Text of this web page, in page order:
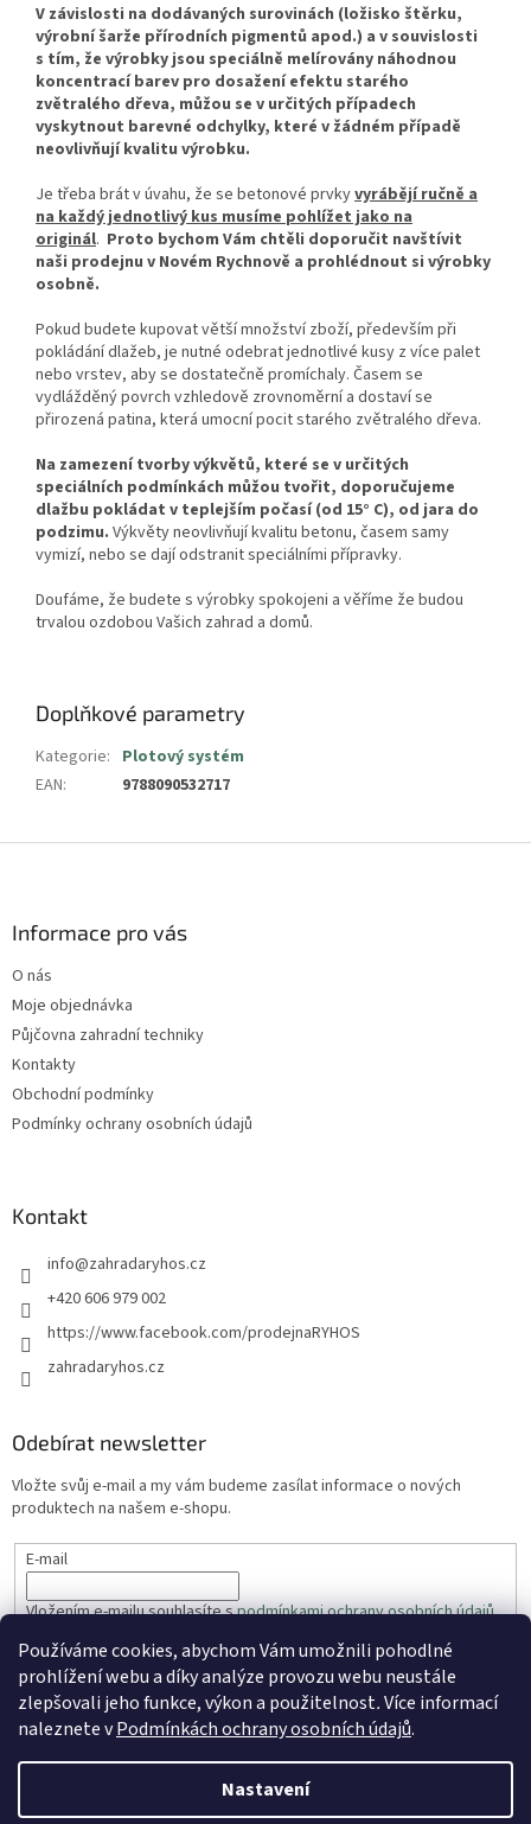
Používáme cookies, abychom Vám umožnili pohodlné
prohlížení webu a díky analýze provozu webu neustále
zlepšovali jeho funkce, výkon a použitelnost.Více informací
naleznete vPodmínkách ochrany osobních údajů.
Nastavení
V závislosti na dodávaných surovinách (ložisko štěrku,
výrobní šarže přírodních pigmentů apod.) a v souvislosti
s tím, že výrobky jsou speciálně melírovány náhodnou
koncentrací barev pro dosažení efektu starého
zvětralého dřeva, můžou se v určitých případech
vyskytnout barevné odchylky, které v žádném případě
neovlivňují kvalitu výrobku.
Je třeba brát v úvahu, že se betonové prvkyvyrábějí ručně a
na každý jednotlivý kus musíme pohlížet jako na
originál. Proto bychom Vám chtěli doporučit navštívit
naši prodejnu v Novém Rychnově a prohlédnout si výrobky
osobně.
Pokud budete kupovat větší množství zboží, především při
pokládání dlažeb, je nutné odebrat jednotlivé kusy z více palet
nebo vrstev, aby se dostatečně promíchaly. Časem se
vydlážděný povrch vzhledově zrovnoměrní a dostaví se
přirozená patina, která umocní pocit starého zvětralého dřeva.
Na zamezení tvorby výkvětů, které se v určitých
speciálních podmínkách můžou tvořit, doporučujeme
dlažbu pokládat v teplejším počasí (od 15° C), od jara do
podzimu. Výkvěty neovlivňují kvalitu betonu, časem samy
vymizí, nebo se dají odstranit speciálními přípravky.
Doufáme, že budete s výrobky spokojeni a věříme že budou
trvalou ozdobou Vašich zahrad a domů.
Doplňkové parametry
Kategorie: Plotový systém
EAN: 9788090532717
Informace pro vás
O nás
Moje objednávka
Půjčovna zahradní techniky
Kontakty
Obchodní podmínky
Podmínky ochrany osobních údajů
Kontakt
info@zahradaryhos.cz
+420 606 979 002
https://www.facebook.com/prodejnaRYHOS
zahradaryhos.cz
Odebírat newsletter
Vložte svůj e-mail a my vám budeme zasílat informace o nových
produktech na našem e-shopu.
E-mail
Vložením e-mailu souhlasíte spodmínkami ochrany osobních údajů
PŘIHLÁSIT SE